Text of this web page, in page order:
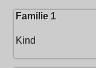
Familie 1
Kind